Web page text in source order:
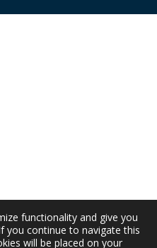
functionality and give you
you continue to navigate this
will be placed on your